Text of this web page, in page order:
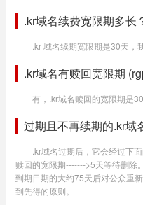
.kr域名续费宽限期多长
.kr 域名续期宽限期是30天，
.kr域名有赎回宽限期
有，.kr域名赎回的宽限期是30
过期且不再续期的.kr域
.kr域名过期后，它会经过下
赎回的宽限期------->5天等待删除
到期日期的大约75天后对公众重
到先得的原则。